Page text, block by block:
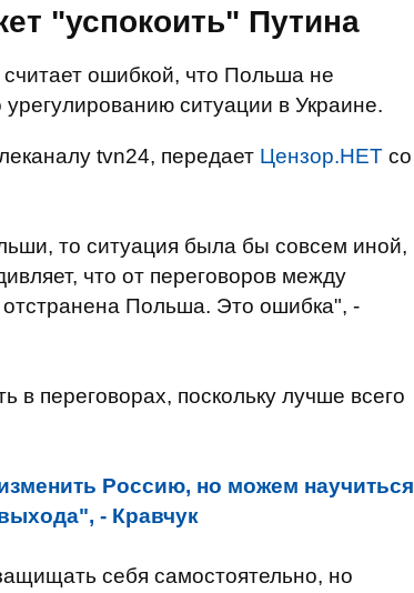
"успокоить" Путина
ошибкой, что Польша не
ситуации в Украине.
tvn24, передает Цензор.НЕТ со
то ситуация была бы совсем иной,
что от переговоров между
Польша. Это ошибка", -
переговорах, поскольку лучше всего
Россию, но можем научиться
- Кравчук
себя самостоятельно, но